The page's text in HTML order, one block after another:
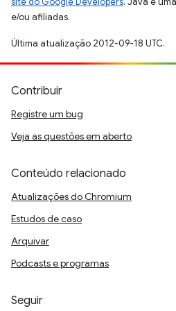
e/ou afiliadas.
Última atualização 2012-09-18 UTC.
Contribuir
Registre um bug
Veja as questões em aberto
Conteúdo relacionado
Atualizações do Chromium
Estudos de caso
Arquivar
Podcasts e programas
Seguir